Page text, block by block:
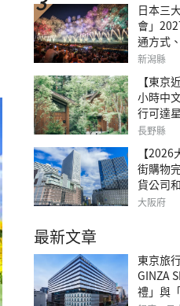
日本三
會」
通方式
賞地點
新潟縣
【東京
小時中
行可達
旅行、
澤森四
長野縣
【
街購物
貨公司
大阪府
最新文章
東京旅
GINZA
禮」與